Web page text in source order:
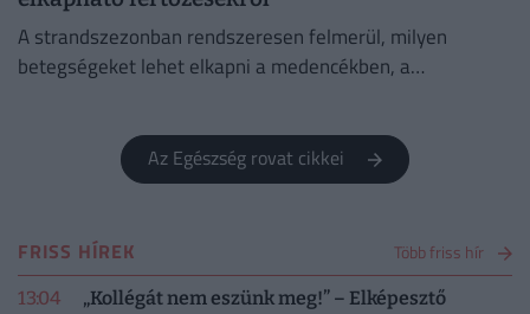
A strandszezonban rendszeresen felmerül, milyen
betegségeket lehet elkapni a medencékben, a
Az Egészség rovat cikkei
FRISS HÍREK Több friss hír
13:04
„Kollégát nem eszünk meg!” – Elképesztő